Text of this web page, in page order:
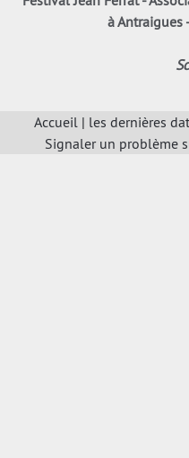
à Antraigues
Accueil | les dernières
Signaler un problème